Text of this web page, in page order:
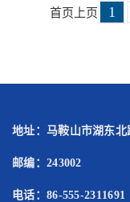
首页 上页 1
地址：马鞍山市湖东北
邮编：243002
电话：86-555-2311691